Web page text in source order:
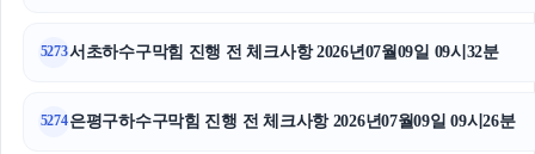
5273서초하수구막힘 진행 전 체크사항 2026년07월09일 09시32분
5274은평구하수구막힘 진행 전 체크사항 2026년07월09일 09시26분